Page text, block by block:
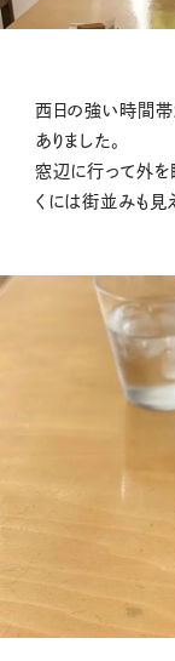
西日の強い時間
ありました。
窓辺に行って外を
くには街並みも見